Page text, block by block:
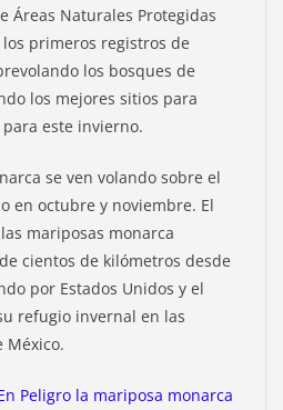
Áreas Naturales Protegidas
primeros registros de
los bosques de
los mejores sitios para
este invierno.
se ven volando sobre el
en octubre y noviembre. El
mariposas monarca
cientos de kilómetros desde
por Estados Unidos y el
refugio invernal en las
México.
Peligro la mariposa monarca